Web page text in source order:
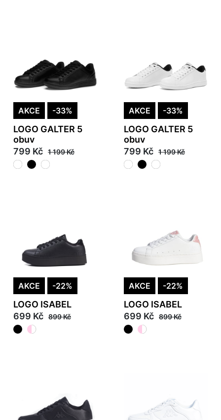
AKCE -33%
LOGO GALTER 5
obuv
799 Kč 1 199 Kč
AKCE -33%
LOGO GALTER 5
obuv
799 Kč 1 199 Kč
AKCE -22%
LOGO ISABEL
699 Kč 899 Kč
AKCE -22%
LOGO ISABEL
699 Kč 899 Kč